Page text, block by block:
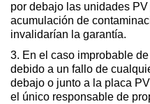
por debajo las unidades
acumulación de
invalidarían la garantía.
3. En el caso improbable
debido a un fallo de
debajo o junto a la placa
el único responsable de